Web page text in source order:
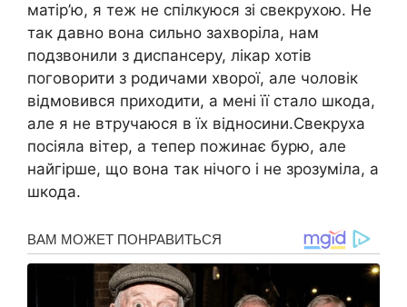
матір’ю, я теж не спілкуюся зі свекрухою. Не
так давно вона сильно захворіла, нам
подзвонили з диспансеру, лікар хотів
поговорити з родичами хворої, але чоловік
відмовився приходити, а мені її стало шкода,
але я не втручаюся в їх відносини.Свекруха
посіяла вітер, а тепер пожинає бурю, але
найгірше, що вона так нічого і не зрозуміла, а
шкода.